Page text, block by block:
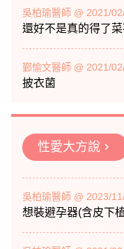
吳柏瑜醫師 @ 2021/
還好不是真的得了菜
鄞愉文醫師 @ 2021/
披衣菌
性愛大方說 chevron_right
吳柏瑜醫師 @ 2023/
想裝避孕器(含皮下